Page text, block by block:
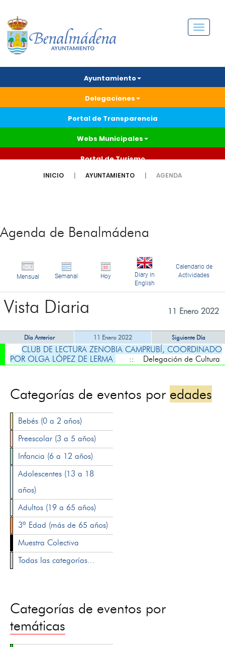
Menú
Ayuntamiento
Delegaciones
Portal de Transparencia
Webs Municipales
Portal de Turismo
INICIO AYUNTAMIENTO AGENDA
Agenda de Benalmádena
Mensual Semanal Hoy
Diary in
English
Calendario de
Actividades
Vista Diaria 11 Enero 2022
Día Anterior 11 Enero 2022 Siguiente Día
CLUB DE LECTURA ZENOBIA CAMPRUBÍ, COORDINADO
POR OLGA LÓPEZ DE LERMA
:: Delegación de Cultura
Categorías de eventos por edades
Bebés (0 a 2 años)
Preescolar (3 a 5 años)
Infancia (6 a 12 años)
Adolescentes (13 a 18
años)
Adultos (19 a 65 años)
3ª Edad (más de 65 años)
Muestra Colectiva
Todas las categorías...
Categorías de eventos por
temáticas